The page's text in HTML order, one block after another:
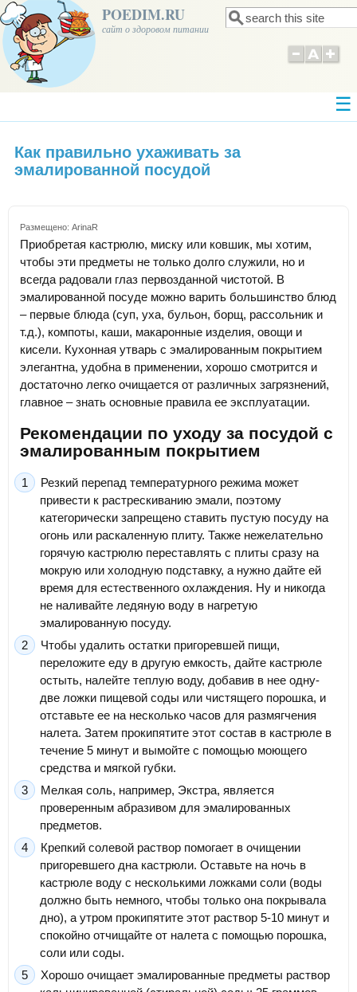
POEDIM.RU
сайт о здоровом питании Форма поиска
Поиск
Как правильно ухаживать за
эмалированной посудой
Размещено: ArinaR
Приобретая кастрюлю, миску или ковшик, мы хотим,
чтобы эти предметы не только долго служили, но и
всегда радовали глаз первозданной чистотой. В
эмалированной посуде можно варить большинство блюд
– первые блюда (суп, уха, бульон, борщ, рассольник и
т.д.), компоты, каши, макаронные изделия, овощи и
кисели. Кухонная утварь с эмалированным покрытием
элегантна, удобна в применении, хорошо смотрится и
достаточно легко очищается от различных загрязнений,
главное – знать основные правила ее эксплуатации.
Рекомендации по уходу за посудой с
эмалированным покрытием
Резкий перепад температурного режима может
привести к растрескиванию эмали, поэтому
категорически запрещено ставить пустую посуду на
огонь или раскаленную плиту. Также нежелательно
горячую кастрюлю переставлять с плиты сразу на
мокрую или холодную подставку, а нужно дайте ей
время для естественного охлаждения. Ну и никогда
не наливайте ледяную воду в нагретую
эмалированную посуду.
Чтобы удалить остатки пригоревшей пищи,
переложите еду в другую емкость, дайте кастрюле
остыть, налейте теплую воду, добавив в нее одну-
две ложки пищевой соды или чистящего порошка, и
отставьте ее на несколько часов для размягчения
налета. Затем прокипятите этот состав в кастрюле в
течение 5 минут и вымойте с помощью моющего
средства и мягкой губки.
Мелкая соль, например, Экстра, является
проверенным абразивом для эмалированных
предметов.
Крепкий солевой раствор помогает в очищении
пригоревшего дна кастрюли. Оставьте на ночь в
кастрюле воду с несколькими ложками соли (воды
должно быть немного, чтобы только она покрывала
дно), а утром прокипятите этот раствор 5-10 минут и
спокойно отчищайте от налета с помощью порошка,
соли или соды.
Хорошо очищает эмалированные предметы раствор